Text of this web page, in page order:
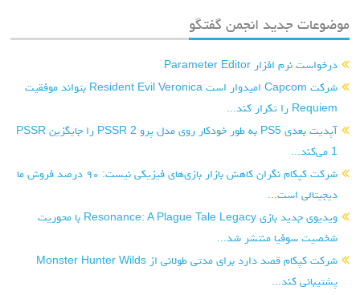
موضوعات جدید انجمن گفتگو
درخواست نرم افزار Parameter Editor
شرکت Capcom امیدوار است Resident Evil Veronica بتواند موفقیت
Requiem را تکرار کند...
آپدیت بعدی PS5 به طور خودکار روی مدل پرو PSSR 2 را جایگزین PSSR
1 می‌کند...
شرکت کپکام نگران کاهش بازار بازی‌های فیزیکی نیست: ۹۰ درصد فروش ما
دیجیتالی است...
ویدیوی جدید بازی Resonance: A Plague Tale Legacy با محوریت
شخصیت سوفیا منتشر شد...
شرکت کپکام قصد دارد برای مدتی طولانی از Monster Hunter Wilds
پشتیبانی کند...